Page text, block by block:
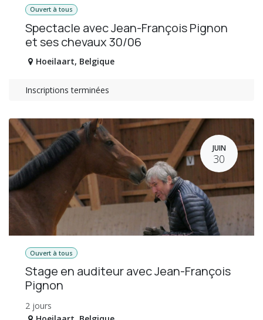
Ouvert à tous
Spectacle avec Jean-François Pignon
et ses chevaux 30/06
Hoeilaart, Belgique
Inscriptions terminées
JUIN
30
Ouvert à tous
Stage en auditeur avec Jean-François
Pignon
2 jours